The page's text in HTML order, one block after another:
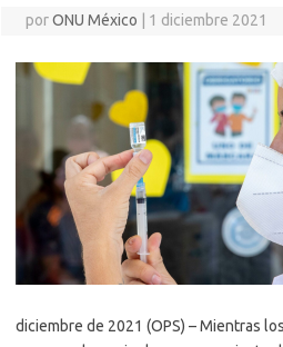
porONU México 1 diciembre 2021
diciembre de 2021 (OPS) – Mientras